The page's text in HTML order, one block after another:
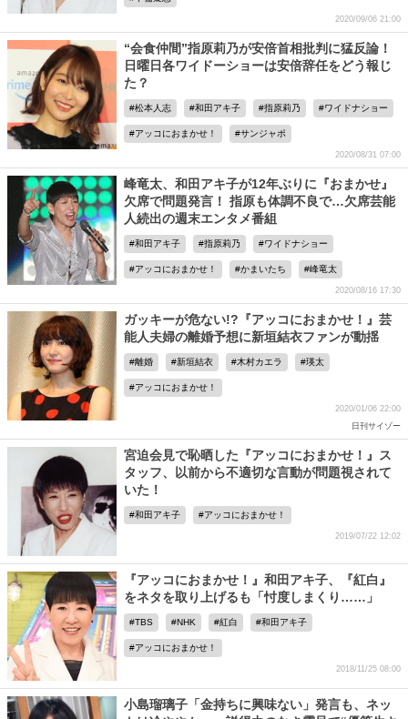
2020/09/06 21:00
“会食仲間”指原莉乃が安倍首相批判に猛反論！
日曜日各ワイドーショーは安倍辞任をどう報じ
た？
松本人志 和田アキ子 指原莉乃 ワイドナショー
アッコにおまかせ！ サンジャポ
2020/08/31 07:00
峰竜太、和田アキ子が12年ぶりに『おまかせ』
欠席で問題発言！ 指原も体調不良で…欠席芸能
人続出の週末エンタメ番組
和田アキ子 指原莉乃 ワイドナショー
アッコにおまかせ！ かまいたち 峰竜太
2020/08/16 17:30
ガッキーが危ない!?『アッコにおまかせ！』芸
能人夫婦の離婚予想に新垣結衣ファンが動揺
離婚 新垣結衣 木村カエラ 瑛太
アッコにおまかせ！
2020/01/06 22:00
日刊サイゾー
宮迫会見で恥晒した『アッコにおまかせ！』ス
タッフ、以前から不適切な言動が問題視されて
いた！
和田アキ子 アッコにおまかせ！
2019/07/22 12:02
『アッコにおまかせ！』和田アキ子、『紅白』
をネタを取り上げるも「忖度しまくり……」
TBS NHK 紅白 和田アキ子
アッコにおまかせ！
2018/11/25 08:00
小島瑠璃子「金持ちに興味ない」発言も、ネッ